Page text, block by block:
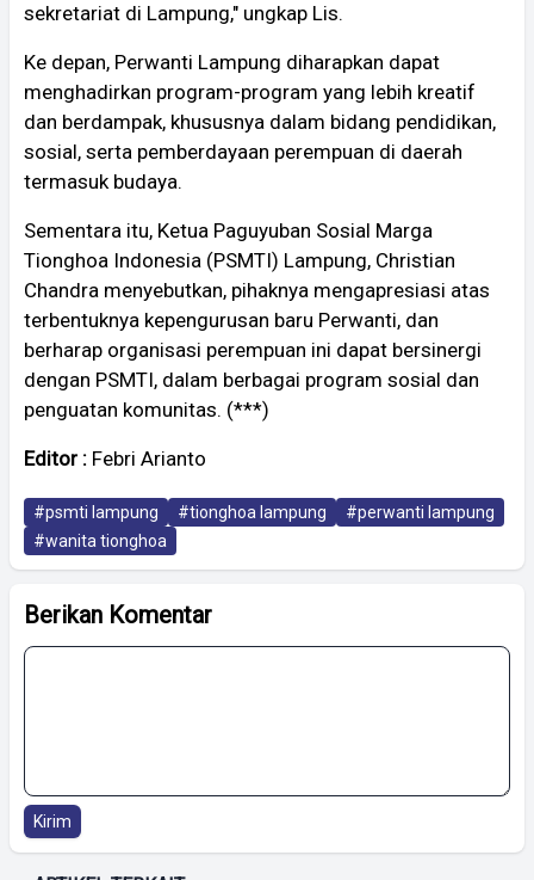
sekretariat di Lampung," ungkap Lis.
Ke depan, Perwanti Lampung diharapkan dapat
menghadirkan program-program yang lebih kreatif
dan berdampak, khususnya dalam bidang pendidikan,
sosial, serta pemberdayaan perempuan di daerah
termasuk budaya.
Sementara itu, Ketua Paguyuban Sosial Marga
Tionghoa Indonesia (PSMTI) Lampung, Christian
Chandra menyebutkan, pihaknya mengapresiasi atas
terbentuknya kepengurusan baru Perwanti, dan
berharap organisasi perempuan ini dapat bersinergi
dengan PSMTI, dalam berbagai program sosial dan
penguatan komunitas. (***)
Editor : Febri Arianto
#psmti lampung #tionghoa lampung
#perwanti lampung
#wanita tionghoa
Berikan Komentar
Kirim